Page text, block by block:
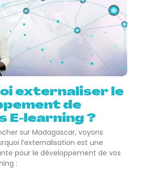
externaliser le
de
E-learning ?
sur Madagascar, voyons
l’externalisation est une
pour le développement de vos
: